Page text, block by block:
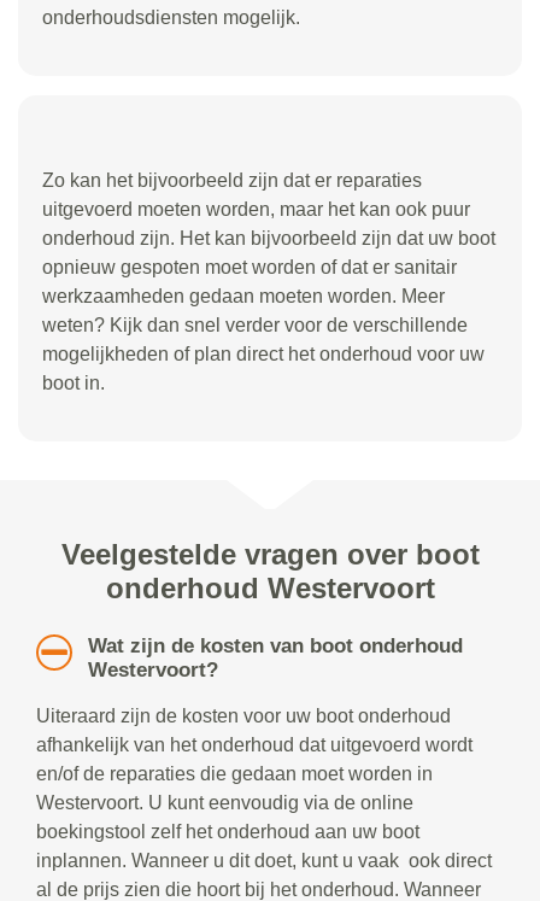
onderhoudsdiensten mogelijk.
Zo kan het bijvoorbeeld zijn dat er reparaties
uitgevoerd moeten worden, maar het kan ook puur
onderhoud zijn. Het kan bijvoorbeeld zijn dat uw boot
opnieuw gespoten moet worden of dat er sanitair
werkzaamheden gedaan moeten worden. Meer
weten? Kijk dan snel verder voor de verschillende
mogelijkheden of plan direct het onderhoud voor uw
boot in.
Veelgestelde vragen over boot
onderhoud Westervoort
Wat zijn de kosten van boot onderhoud
Westervoort?
Uiteraard zijn de kosten voor uw boot onderhoud
afhankelijk van het onderhoud dat uitgevoerd wordt
en/of de reparaties die gedaan moet worden in
Westervoort. U kunt eenvoudig via de online
boekingstool zelf het onderhoud aan uw boot
inplannen. Wanneer u dit doet, kunt u vaak ook direct
al de prijs zien die hoort bij het onderhoud. Wanneer